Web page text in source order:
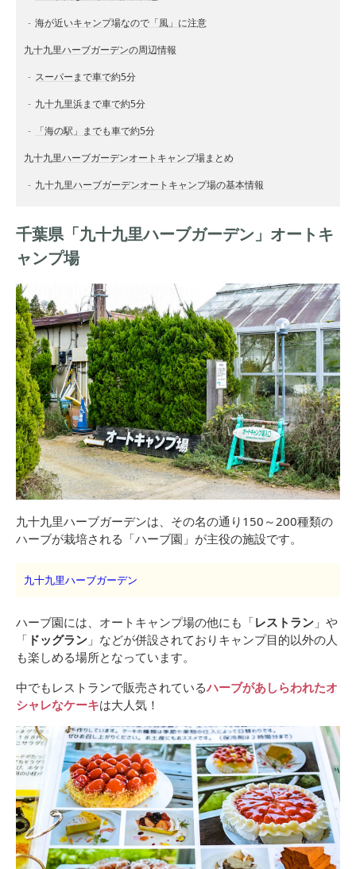
海が近いキャンプ場なので「風」に注意
九十九里ハーブガーデンの周辺情報
スーパーまで車で約5分
九十九里浜まで車で約5分
「海の駅」までも車で約5分
九十九里ハーブガーデンオートキャンプ場まとめ
九十九里ハーブガーデンオートキャンプ場の基本情報
千葉県「九十九里ハーブガーデン」オートキ
ャンプ場
九十九里ハーブガーデンは、その名の通り150～200種類の
ハーブが栽培される「ハーブ園」が主役の施設です。
九十九里ハーブガーデン
ハーブ園には、オートキャンプ場の他にも「レストラン 」や
「 ドッグラン 」などが併設されておりキャンプ目的以外の人
も楽しめる場所となっています。
中でもレストランで販売されているハーブがあしらわれたオ
シャレなケーキは大人気！